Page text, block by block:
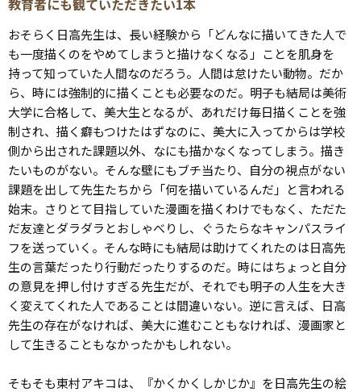
おそらく日高先生は、長い経験から「どんなに描いてきた人で
も一度描くのをやめてしまうと描けなくなる」ことを肌身を
持って知っていた人間なのだろう。人間は怠けたい動物。だか
ら、時には強制的に描くことも必要なのだ。明子も結局は美術
大学に合格して、美大生となるが、あれだけ毎日描くことを強
制され、描く癖もつけたはずなのに、美大に入ってからは学校
側から出された課題以外、なにも描かなくなってしまう。描き
たいものがない。そんな壁にもブチ当たり、自分の視点がない
課題を出して先生たちから「何を描いているんだ」と言われる
始末。さりとて目指していた漫画を描くわけでもなく、ただた
だ友達とダラダラとおしゃべりし、ぐうたらなキャンパスライ
フを送っていく。そんな時にも結局は助けてくれたのは日高先
生の言葉だったり行動だったりするのだ。時にはちょっと自分
の意見を押し付けすぎる先生だが、それでも明子の人生を大き
く変えてくれた人であることは間違いない。逆に言えば、日高
先生の存在がなければ、美大に進むこともなければ、漫画家と
して生きることもなかったかもしれない。
そもそも東村アキコは、『かくかくしかじか』を日高先生の絵